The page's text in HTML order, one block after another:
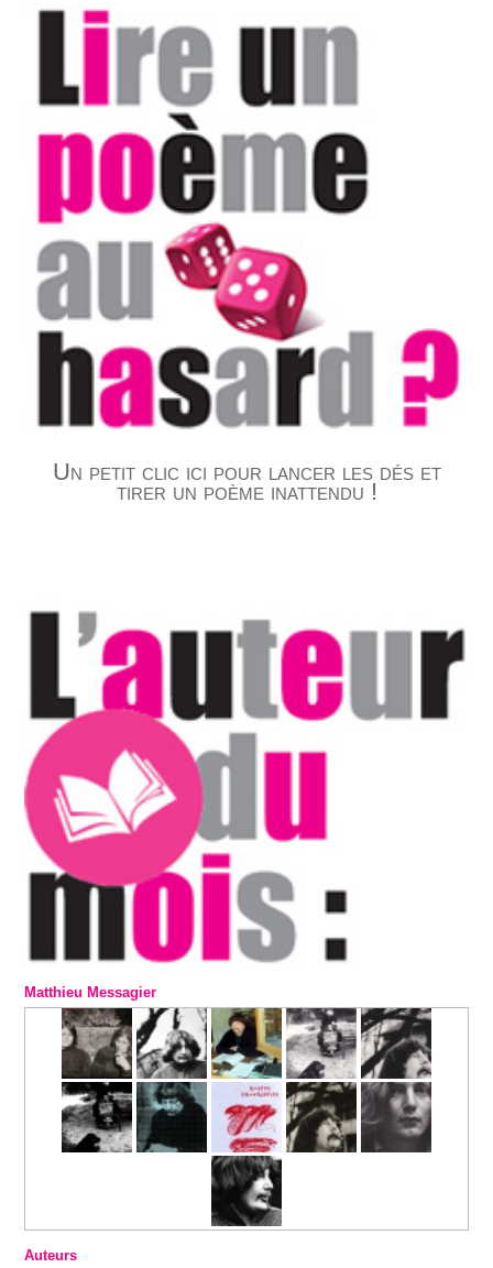
Un petit clic ici pour lancer les dés et
tirer un poème inattendu !
Matthieu Messagier
Auteurs